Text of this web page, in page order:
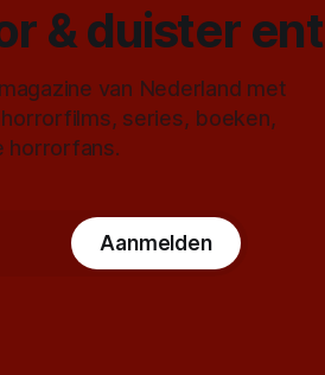
& duister
van Nederland met
series, boeken,
horrorfans.
Aanmelden